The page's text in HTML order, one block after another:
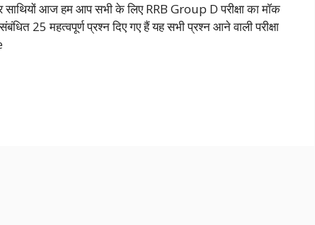
आज हम आप सभी के लिए RRB Group D परीक्षा का मॉक
25 महत्वपूर्ण प्रश्न दिए गए हैं यह सभी प्रश्न आने वाली परीक्षा